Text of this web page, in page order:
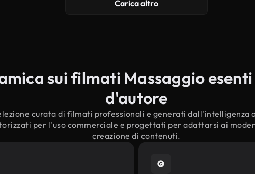
Carica altro
sui filmati Massaggio
d'autore
curata di filmati professionali e generati
per l'uso commerciale e progettati per adattarsi ai
creazione di contenuti.